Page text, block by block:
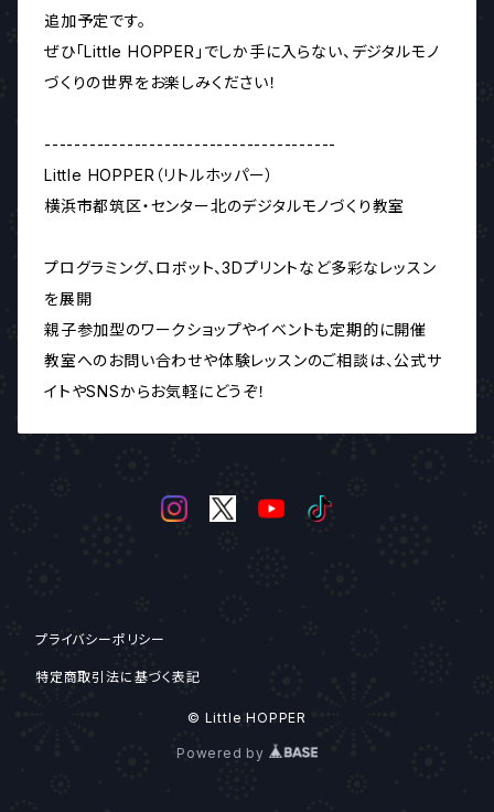
追加予定です。
ぜひ「Little HOPPER」でしか手に入らない、デジタルモノ
づくりの世界をお楽しみください！
---------------------------------------
Little HOPPER（リトルホッパー）
横浜市都筑区・センター北のデジタルモノづくり教室
プログラミング、ロボット、3Dプリントなど多彩なレッスン
を展開
親子参加型のワークショップやイベントも定期的に開催
教室へのお問い合わせや体験レッスンのご相談は、公式サ
イトやSNSからお気軽にどうぞ！
プライバシーポリシー
特定商取引法に基づく表記
© Little HOPPER
Powered by